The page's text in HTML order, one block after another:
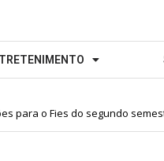
o Fies do segundo